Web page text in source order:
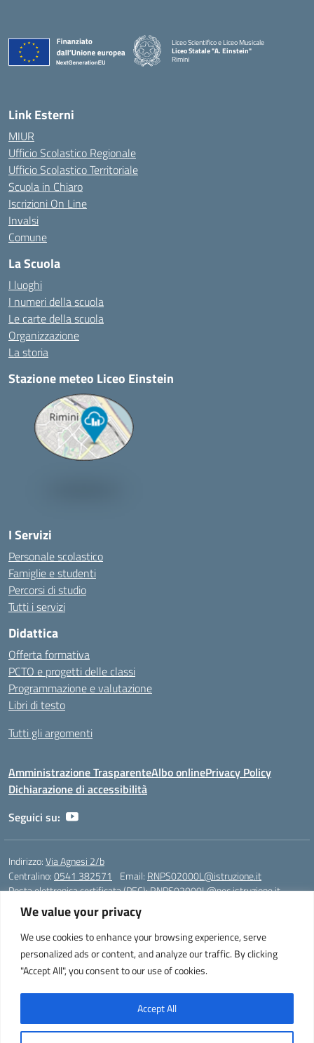
We value your privacy
We use cookies to enhance your browsing experience, serve
personalized ads or content, and analyze our traffic. By clicking
"Accept All", you consent to our use of cookies.
Accept All
Liceo Scientifico e Liceo Musicale
Liceo Statale "A. Einstein"
Rimini
Link Esterni
MIUR
Ufficio Scolastico Regionale
Ufficio Scolastico Territoriale
Scuola in Chiaro
Iscrizioni On Line
Invalsi
Comune
La Scuola
I luoghi
I numeri della scuola
Le carte della scuola
Organizzazione
La storia
Stazione meteo Liceo Einstein
I Servizi
Personale scolastico
Famiglie e studenti
Percorsi di studio
Tutti i servizi
Didattica
Offerta formativa
PCTO e progetti delle classi
Programmazione e valutazione
Libri di testo
Tutti gli argomenti
Amministrazione TrasparenteAlbo onlinePrivacy Policy
Dichiarazione di accessibilità
Seguici su:
Indirizzo:Via Agnesi 2/b
Centralino:0541 382571 Email: RNPS02000L@istruzione.it
Posta elettronica certificata (PEC):RNPS02000L@pec.istruzione.it
Codice fiscale: 82009530401
Codice meccanografico: RNPS02000L
Liceo Scientifico e Musicale "A. Einstein" - Via Agnesi 2/b - 47923 Rimini
- Tel. +39 0541 382571 – Fax +39 0541 381636 E-mail: